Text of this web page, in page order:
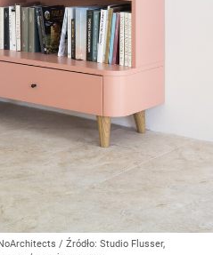
/ Źródło: Studio Flusser,